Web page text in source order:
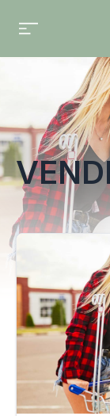
Toute l'actualité